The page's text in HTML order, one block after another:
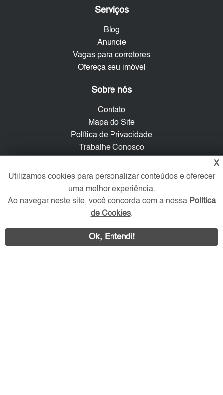
Serviços
Blog
Anuncie
Vagas para corretores
Ofereça seu imóvel
Sobre nós
Contato
Mapa do Site
Política de Privacidade
Trabalhe Conosco
Verificada por
Redes Sociais
X
Utilizamos cookies para personalizar conteúdos e oferecer
uma melhor experiência.
Ao navegar neste site, você concorda com a nossa Política
de Cookies.
Ok, Entendi!